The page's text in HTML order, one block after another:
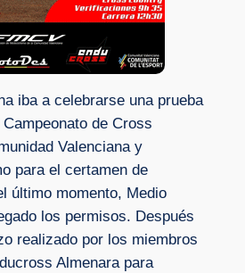
iba a celebrarse una prueba
de Cross
Valenciana y
para el certamen de
último momento, Medio
los permisos. Después
realizado por los miembros
Almenara para